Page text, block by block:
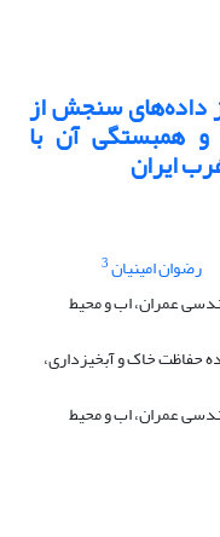
داده‌های سنجش از
راه دور پایگاه داده‌های ECV و همبستگی آن با
ایران
رضوان امینیان3
عمران، اب و محیط
حفاظت خاک و آبخیزداری،
عمران، اب و محیط